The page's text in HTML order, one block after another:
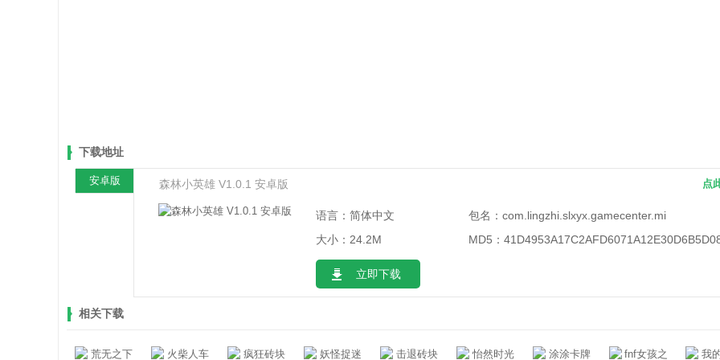
下载地址
安卓版 森林小英雄 V1.0.1 安卓版 点
语言：简体中文
大小：24.2M
立即下载
包名： com.lingzhi.slxyx.gamecenter.mi
MD5：
相关下载